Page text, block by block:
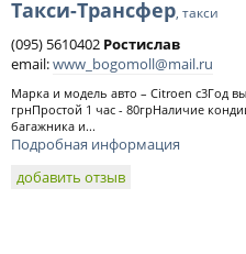
Такси-Трансфер, такси
(095) 5610402 Ростислав
email:www_bogomoll@mail.ru
Марка и модель авто – Citroen c3Год
грнПростой 1 час - 80грНаличие
багажника и...
Подробная информация
добавить отзыв